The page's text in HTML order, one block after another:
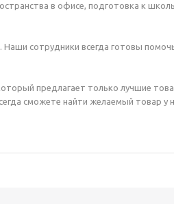
в офисе, подготовка к
сотрудники всегда готовы
предлагает только лучшие
сможете найти желаемый товар у